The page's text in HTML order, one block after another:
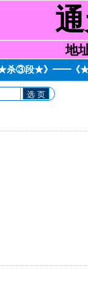
地
《★杀③段★》━━
选 页